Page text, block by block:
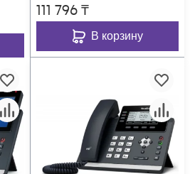
111 796₸
В корзину